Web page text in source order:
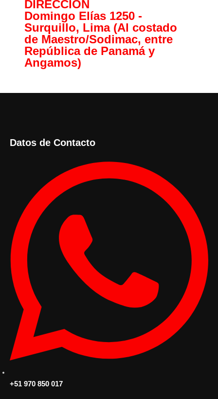
DIRECCIÓN
Domingo Elías 1250 -
Surquillo, Lima (Al costado
de Maestro/Sodimac, entre
República de Panamá y
Angamos)
Datos de Contacto
+51 970 850 017